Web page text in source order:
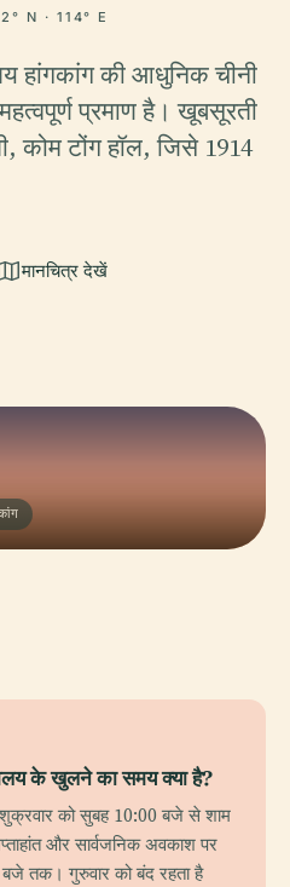
N · 114° E
हांगकांग की आधुनिक चीनी
प्रमाण है। खूबसूरती
कोम टोंग हॉल, जिसे 1914
मानचित्र देखें
के खुलने का समय क्या है?
को सुबह 10:00 बजे से शाम
और सार्वजनिक अवकाश पर
तक। गुरुवार को बंद रहता है